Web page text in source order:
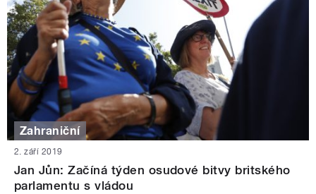
Zahraniční
2. září 2019
Jan Jůn: Začíná týden osudové bitvy britského
parlamentu s vládou